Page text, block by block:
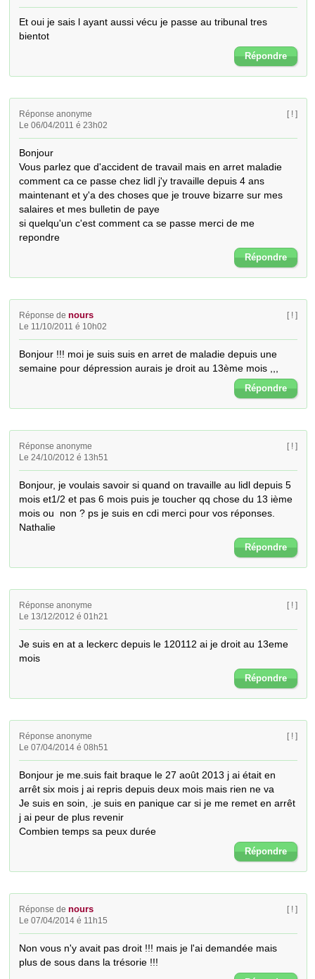
Et oui je sais l ayant aussi vécu je passe au tribunal tres
bientot
Répondre
Réponse anonyme
Le 06/04/2011 é 23h02
[ ! ]
Bonjour
Vous parlez que d'accident de travail mais en arret maladie
comment ca ce passe chez lidl j'y travaille depuis 4 ans
maintenant et y'a des choses que je trouve bizarre sur mes
salaires et mes bulletin de paye
si quelqu'un c'est comment ca se passe merci de me
repondre
Répondre
Réponse denours
Le 11/10/2011 é 10h02
[ ! ]
Bonjour !!! moi je suis suis en arret de maladie depuis une
semaine pour dépression aurais je droit au 13ème mois ,,,
Répondre
Réponse anonyme
Le 24/10/2012 é 13h51
[ ! ]
Bonjour, je voulais savoir si quand on travaille au lidl depuis 5
mois et1/2 et pas 6 mois puis je toucher qq chose du 13 ième
mois ou  non ? ps je suis en cdi merci pour vos réponses.
Nathalie
Répondre
Réponse anonyme
Le 13/12/2012 é 01h21
[ ! ]
Je suis en at a leckerc depuis le 120112 ai je droit au 13eme
mois
Répondre
Réponse anonyme
Le 07/04/2014 é 08h51
[ ! ]
Bonjour je me.suis fait braque le 27 août 2013 j ai était en
arrêt six mois j ai repris depuis deux mois mais rien ne va
Je suis en soin, .je suis en panique car si je me remet en arrêt
j ai peur de plus revenir
Combien temps sa peux durée
Répondre
Réponse denours
Le 07/04/2014 é 11h15
[ ! ]
Non vous n'y avait pas droit !!! mais je l'ai demandée mais
plus de sous dans la trésorie !!!